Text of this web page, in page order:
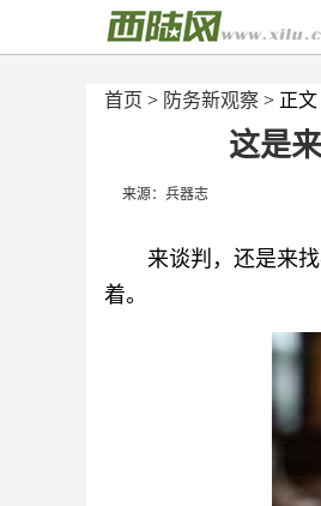
首页 > 防务新观察 > 正文
这是
来源：兵器志
来谈判，还是来
着。